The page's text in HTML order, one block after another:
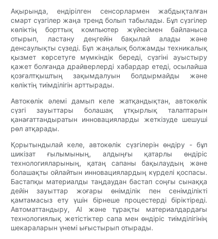
Ақырында, ендірілген сенсорлармен жабдықталған
смарт сүзгілер жаңа тренд болып табылады. Бұл сүзгілер
көліктің борттық компьютер жүйесімен байланыса
отырып, ластану деңгейін бақылай алады және
денсаулықты сүзеді. Бұл жаңалық болжамды техникалық
қызмет көрсетуге мүмкіндік береді, сүзгіні ауыстыру
қажет болғанда драйверлерді хабардар етеді, осылайша
қозғалтқыштың зақымдалуын болдырмайды және
көліктің тиімділігін арттырады.
Автокөлік әлемі дамып келе жатқандықтан, автокөлік
сүзгі зауыттары болашақ ұтқырлық талаптарын
қанағаттандыратын инновацияларды жеткізуде шешуші
рөл атқарады.
Қорытындылай келе, автокөлік сүзгілерін өндіру - бұл
шикізат ғылымының, алдыңғы қатарлы өндіріс
технологияларының, қатаң сапаны бақылаудың және
болашақты ойлайтын инновациялардың күрделі қоспасы.
Бастапқы материалды таңдаудан бастап соңғы сынаққа
дейін зауыттар жоғары өнімділік пен сенімділікті
қамтамасыз ету үшін бірнеше процестерді біріктіреді.
Автоматтандыру, AI және тұрақты материалдардағы
технологиялық жетістіктер сапа мен өндіріс тиімділігінің
шекараларын үнемі ығыстырып отырады.